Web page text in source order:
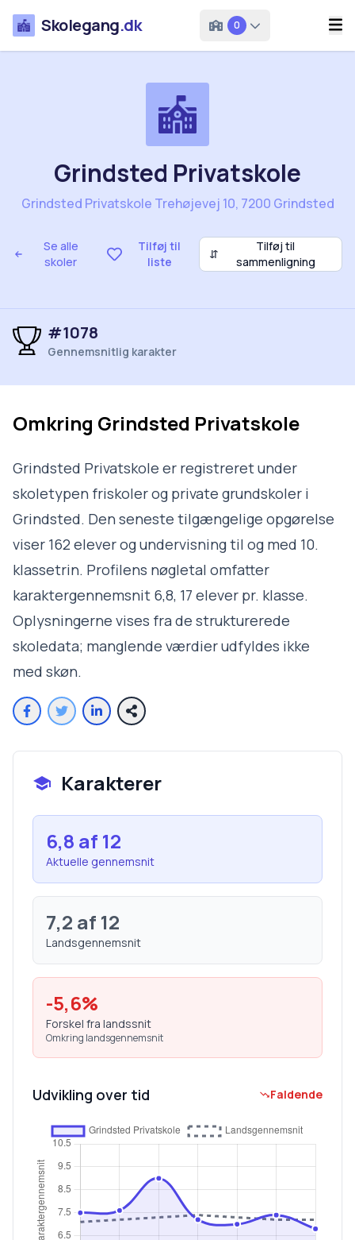
Skolegang.dk 0
Se alle
skoler
Tilføj til
liste
⇵
Tilføj til
sammenligning
Grindsted Privatskole
Grindsted Privatskole Trehøjevej 10, 7200 Grindsted
#1078
Gennemsnitlig karakter
Omkring Grindsted Privatskole
Grindsted Privatskole er registreret under
skoletypen friskoler og private grundskoler i
Grindsted. Den seneste tilgængelige opgørelse
viser 162 elever og undervisning til og med 10.
klassetrin. Profilens nøgletal omfatter
karaktergennemsnit 6,8, 17 elever pr. klasse.
Oplysningerne vises fra de strukturerede
skoledata; manglende værdier udfyldes ikke
med skøn.
Karakterer
6,8 af 12
Aktuelle gennemsnit
7,2 af 12
Landsgennemsnit
-5,6%
Forskel fra landssnit
Omkring landsgennemsnit
Udvikling over tid Faldende